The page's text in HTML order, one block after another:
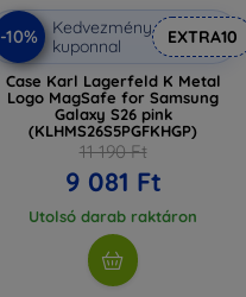
-10%
Kedvezmény
kuponnal
EXTRA10
Case Karl Lagerfeld K Metal
Logo MagSafe for Samsung
Galaxy S26 pink
(KLHMS26S5PGFKHGP)
11 190 Ft
9 081 Ft
Utolsó darab raktáron